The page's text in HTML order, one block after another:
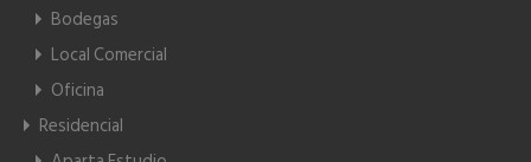
Bodegas
Local Comercial
Oficina
Residencial